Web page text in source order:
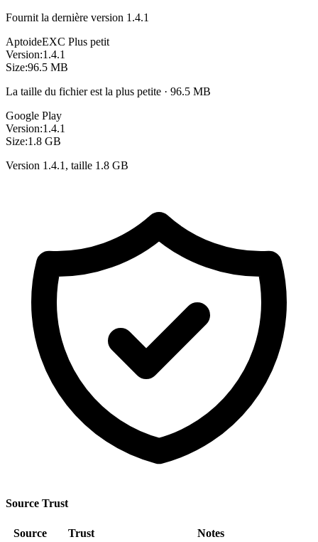
Fournit la dernière version 1.4.1
AptoideEXC Plus petit
Version:1.4.1
Size:96.5 MB
La taille du fichier est la plus petite · 96.5 MB
Google Play
Version:1.4.1
Size:1.8 GB
Version 1.4.1, taille 1.8 GB
Source Trust
Source Trust
Notes